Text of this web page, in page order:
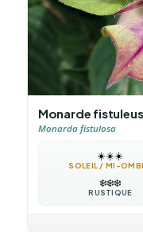
Monarde
Monarda fistulosa
☀️☀️☀️
SOLEIL / MI-
❄️❄️❄️
RUSTIQUE